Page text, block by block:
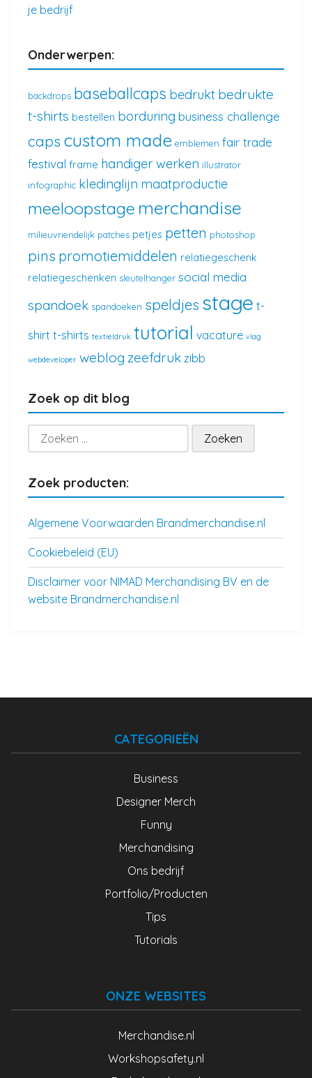
je bedrijf
Onderwerpen:
backdrops baseballcaps bedrukt bedrukte
t-shirts bestellen borduring business challenge
caps custom made emblemen fair trade
festival frame handiger werken illustrator
infographic kledinglijn maatproductie
meeloopstage merchandise
milieuvriendelijk patches petjes petten photoshop
pins promotiemiddelen relatiegeschenk
relatiegeschenken sleutelhanger social media
spandoek spandoeken speldjes stage t-
shirt t-shirts textieldruk tutorial vacature vlag
webdeveloper weblog zeefdruk zibb
Zoek op dit blog
Zoeken
naar:
Zoek producten:
Algemene Voorwaarden Brandmerchandise.nl
Cookiebeleid (EU)
Disclaimer voor NIMAD Merchandising BV en de
website Brandmerchandise.nl
CATEGORIEËN
Business
Designer Merch
Funny
Merchandising
Ons bedrijf
Portfolio/Producten
Tips
Tutorials
ONZE WEBSITES
Merchandise.nl
Workshopsafety.nl